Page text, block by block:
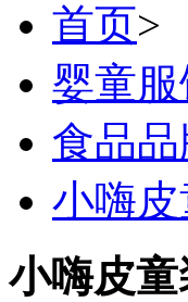
首页>
婴童服
食品品
小嗨皮
小嗨皮